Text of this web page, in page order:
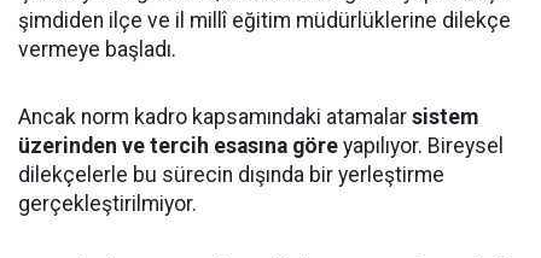
şimdiden ilçe ve il millî eğitim müdürlüklerine dilekçe
vermeye başladı.
Ancak norm kadro kapsamındaki atamalar sistem
üzerinden ve tercih esasına göre yapılıyor. Bireysel
dilekçelerle bu sürecin dışında bir yerleştirme
gerçekleştirilmiyor.